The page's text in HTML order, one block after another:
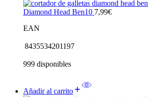
Diamond Head Ben10 7,99€
EAN
8435534201197
999 disponibles
Añadir al carrito